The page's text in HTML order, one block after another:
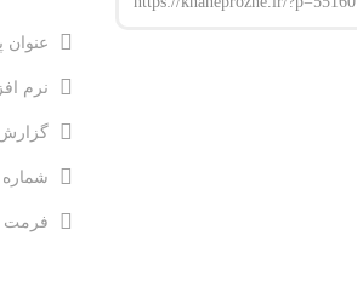
عنوان
نرم
شماره
فرمت